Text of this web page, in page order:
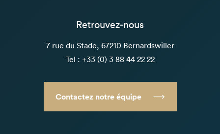
Retrouvez-nous
7 rue du Stade, 67210 Bernardswiller
Tel : +33 (0) 3 88 44 22 22
Contactez notre équipe